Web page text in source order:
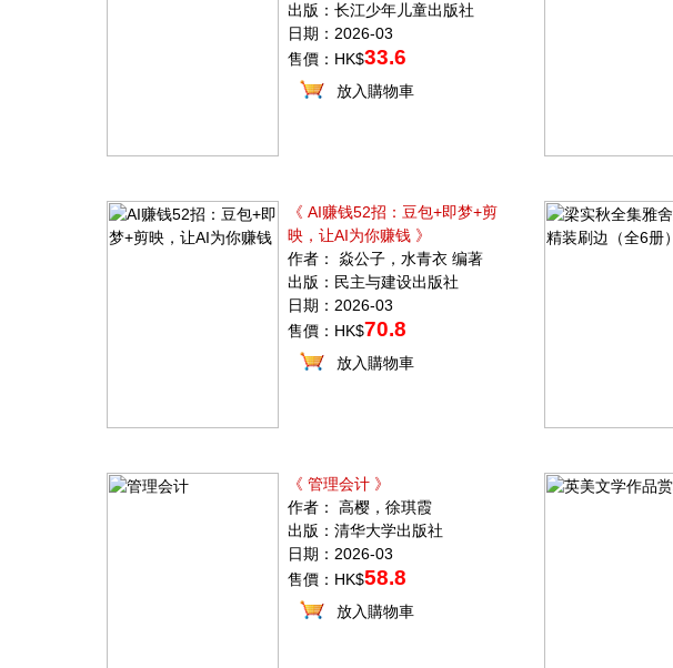
出版：长江少年儿童出版社
日期：2026-03
售價：HK$33.6
放入購物車
《 AI赚钱52招：豆包+即梦+剪
映，让AI为你赚钱 》
作者： 焱公子，水青衣 编著
出版：民主与建设出版社
日期：2026-03
售價：HK$70.8
放入購物車
《 管理会计 》
作者： 高樱，徐琪霞
出版：清华大学出版社
日期：2026-03
售價：HK$58.8
放入購物車